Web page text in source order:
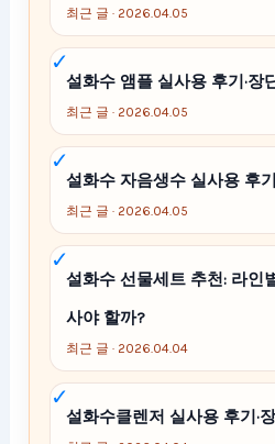
최근 글 · 2026.04.05
설화수 앰플 실사용 후기·장
최근 글 · 2026.04.05
설화수 자음생수 실사용 후
최근 글 · 2026.04.05
설화수 선물세트 추천: 라인
사야 할까?
최근 글 · 2026.04.04
설화수클렌저 실사용 후기·